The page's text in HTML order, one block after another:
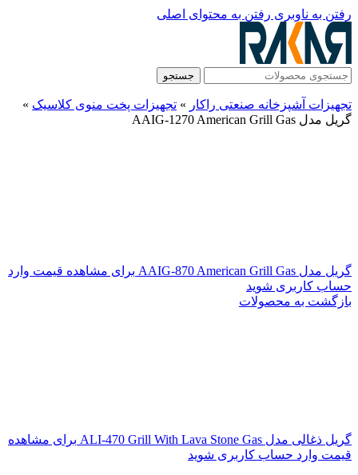
رفتن به ناوبری رفتن به محتوای اصلی
جستجو
تجهیزات آشپزخانه صنعتی راکار » تجهیزات پخت منوی کلاسیک »
گریل مدل AAIG-1270 American Grill Gas
گریل مدل AAIG-870 American Grill Gas
برای مشاهده قیمت وارد
حساب کاربری شوید
بازگشت به محصولات
گریل ذغالی مدل ALI-470 Grill With Lava Stone Gas
برای مشاهده
قیمت وارد حساب کاربری شوید